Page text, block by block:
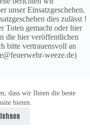
dass wir Ihnen die beste
bieten.
unser Einsatzgeschehen.
dies zulässt !
Toten gemacht oder hier
die hier veröffentlichen
bitte vertrauensvoll an
weeze.de)
Impressum